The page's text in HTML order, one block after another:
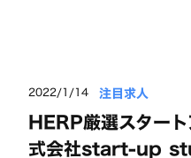
2022/1/14 注目求人
HERP厳選スター
式会社start-up